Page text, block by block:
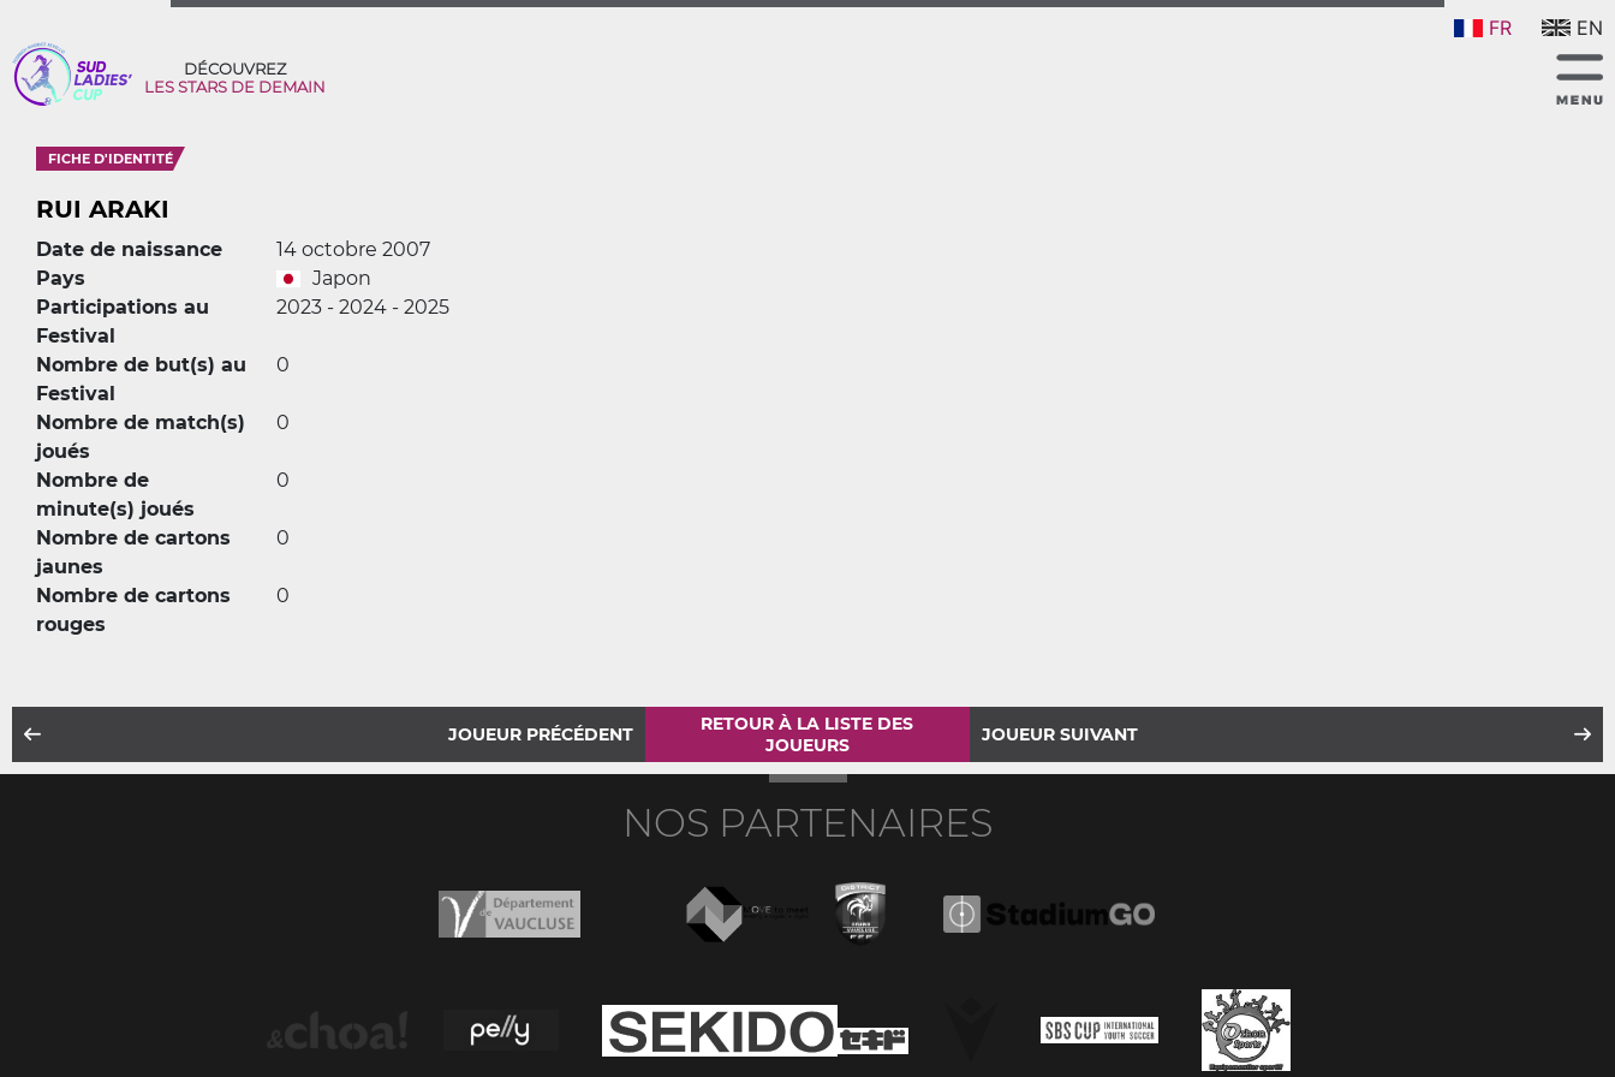
FR EN
DÉCOUVREZ
LES STARS DE DEMAIN
FICHE D'IDENTITÉ
RUI ARAKI
Date de naissance
14 octobre 2007
Pays
Japon
Participations au
Festival
2023 - 2024 - 2025
Nombre de but(s) au
Festival
0
Nombre de match(s)
joués
0
Nombre de
minute(s) joués
0
Nombre de cartons
jaunes
0
Nombre de cartons
rouges
0
JOUEUR PRÉCÉDENT
RETOUR À LA LISTE DES
JOUEURS
JOUEUR SUIVANT
NOS PARTENAIRES